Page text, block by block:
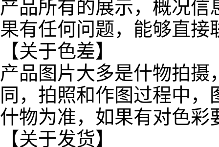
产品所有的展示，概况
果有任何问题，能够直接
【关于色差】
产品图片大多是什物拍
同，拍照和作图过程中
什物为准，如果有对色彩
【关于发货】